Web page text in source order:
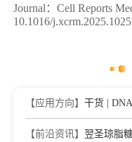
Journal：Cell Reports
10.1016/
【应用方向】 干货 |
【前沿资讯】 翌圣琼脂